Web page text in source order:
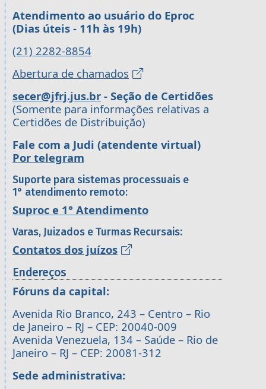
Atendimento ao usuário do Eproc
(Dias úteis - 11h às 19h)
(21) 2282-8854
Abertura de chamados
secer@jfrj.jus.br - Seção de Certidões
(Somente para informações relativas a
Certidões de Distribuição)
Fale com a Judi (atendente virtual)
Por telegram
Suporte para sistemas processuais e
1° atendimento remoto:
Suproc e 1° Atendimento
Varas, Juizados e Turmas Recursais:
Contatos dos juízos
Endereços
Fóruns da capital:
Avenida Rio Branco, 243 – Centro – Rio
de Janeiro – RJ – CEP: 20040-009
Avenida Venezuela, 134 – Saúde – Rio de
Janeiro – RJ – CEP: 20081-312
Sede administrativa: